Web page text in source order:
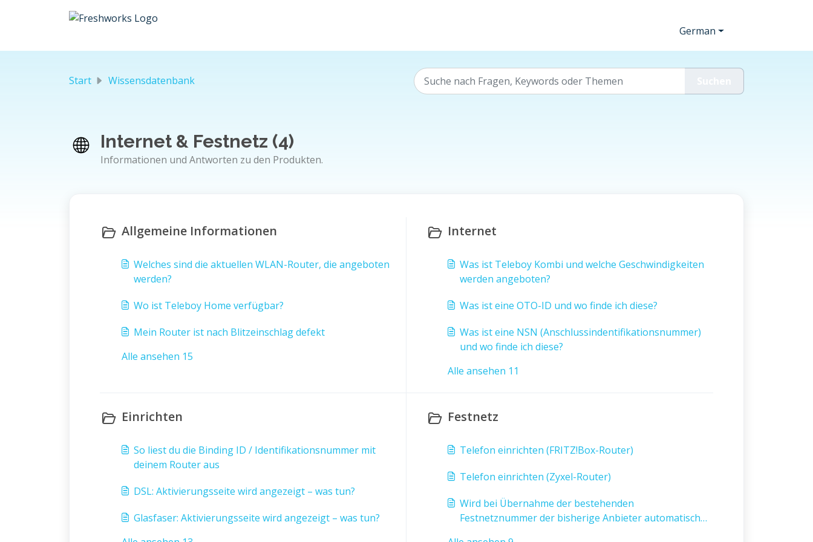
Zum hauptsächlichen Inhalt gehen
German
Start Wissensdatenbank
Internet & Festnetz (4)
Informationen und Antworten zu den Produkten.
Allgemeine Informationen
Welches sind die aktuellen WLAN-Router, die angeboten
werden?
Wo ist Teleboy Home verfügbar?
Mein Router ist nach Blitzeinschlag defekt
Alle ansehen 15
Internet
Was ist Teleboy Kombi und welche Geschwindigkeiten
werden angeboten?
Was ist eine OTO-ID und wo finde ich diese?
Was ist eine NSN (Anschlussindentifikationsnummer)
und wo finde ich diese?
Alle ansehen 11
Einrichten
So liest du die Binding ID / Identifikationsnummer mit
deinem Router aus
DSL: Aktivierungsseite wird angezeigt – was tun?
Glasfaser: Aktivierungsseite wird angezeigt – was tun?
Festnetz
Telefon einrichten (FRITZ!Box-Router)
Telefon einrichten (Zyxel-Router)
Wird bei Übernahme der bestehenden
Festnetznummer der bisherige Anbieter automatisch